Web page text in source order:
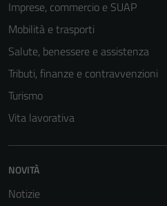
Imprese, commercio e SUAP
Mobilità e trasporti
Salute, benessere e assistenza
Tributi, finanze e contravvenzioni
Turismo
Vita lavorativa
NOVITÀ
Notizie